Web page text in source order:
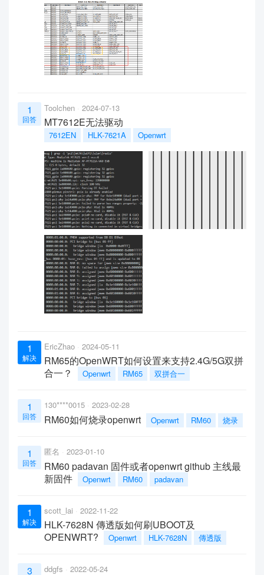
1
回答
Toolchen 2024-07-13
MT7612E无法驱动
7612EN HLK-7621A Openwrt
1
解决
EricZhao 2024-05-11
RM65的OpenWRT如何设置来支持2.4G/5G双拼
合一？
Openwrt RM65 双拼合一
1
回答
130****0015 2023-02-28
RM60如何烧录openwrt Openwrt RM60 烧录
1
回答
匿名 2023-01-10
RM60 padavan 固件或者openwrt github 主线最
新固件
Openwrt RM60 padavan
1
解决
scott_lai 2022-11-22
HLK-7628N 傳透版如何刷UBOOT及
OPENWRT?
Openwrt HLK-7628N 傳透版
3 ddgfs 2022-05-24